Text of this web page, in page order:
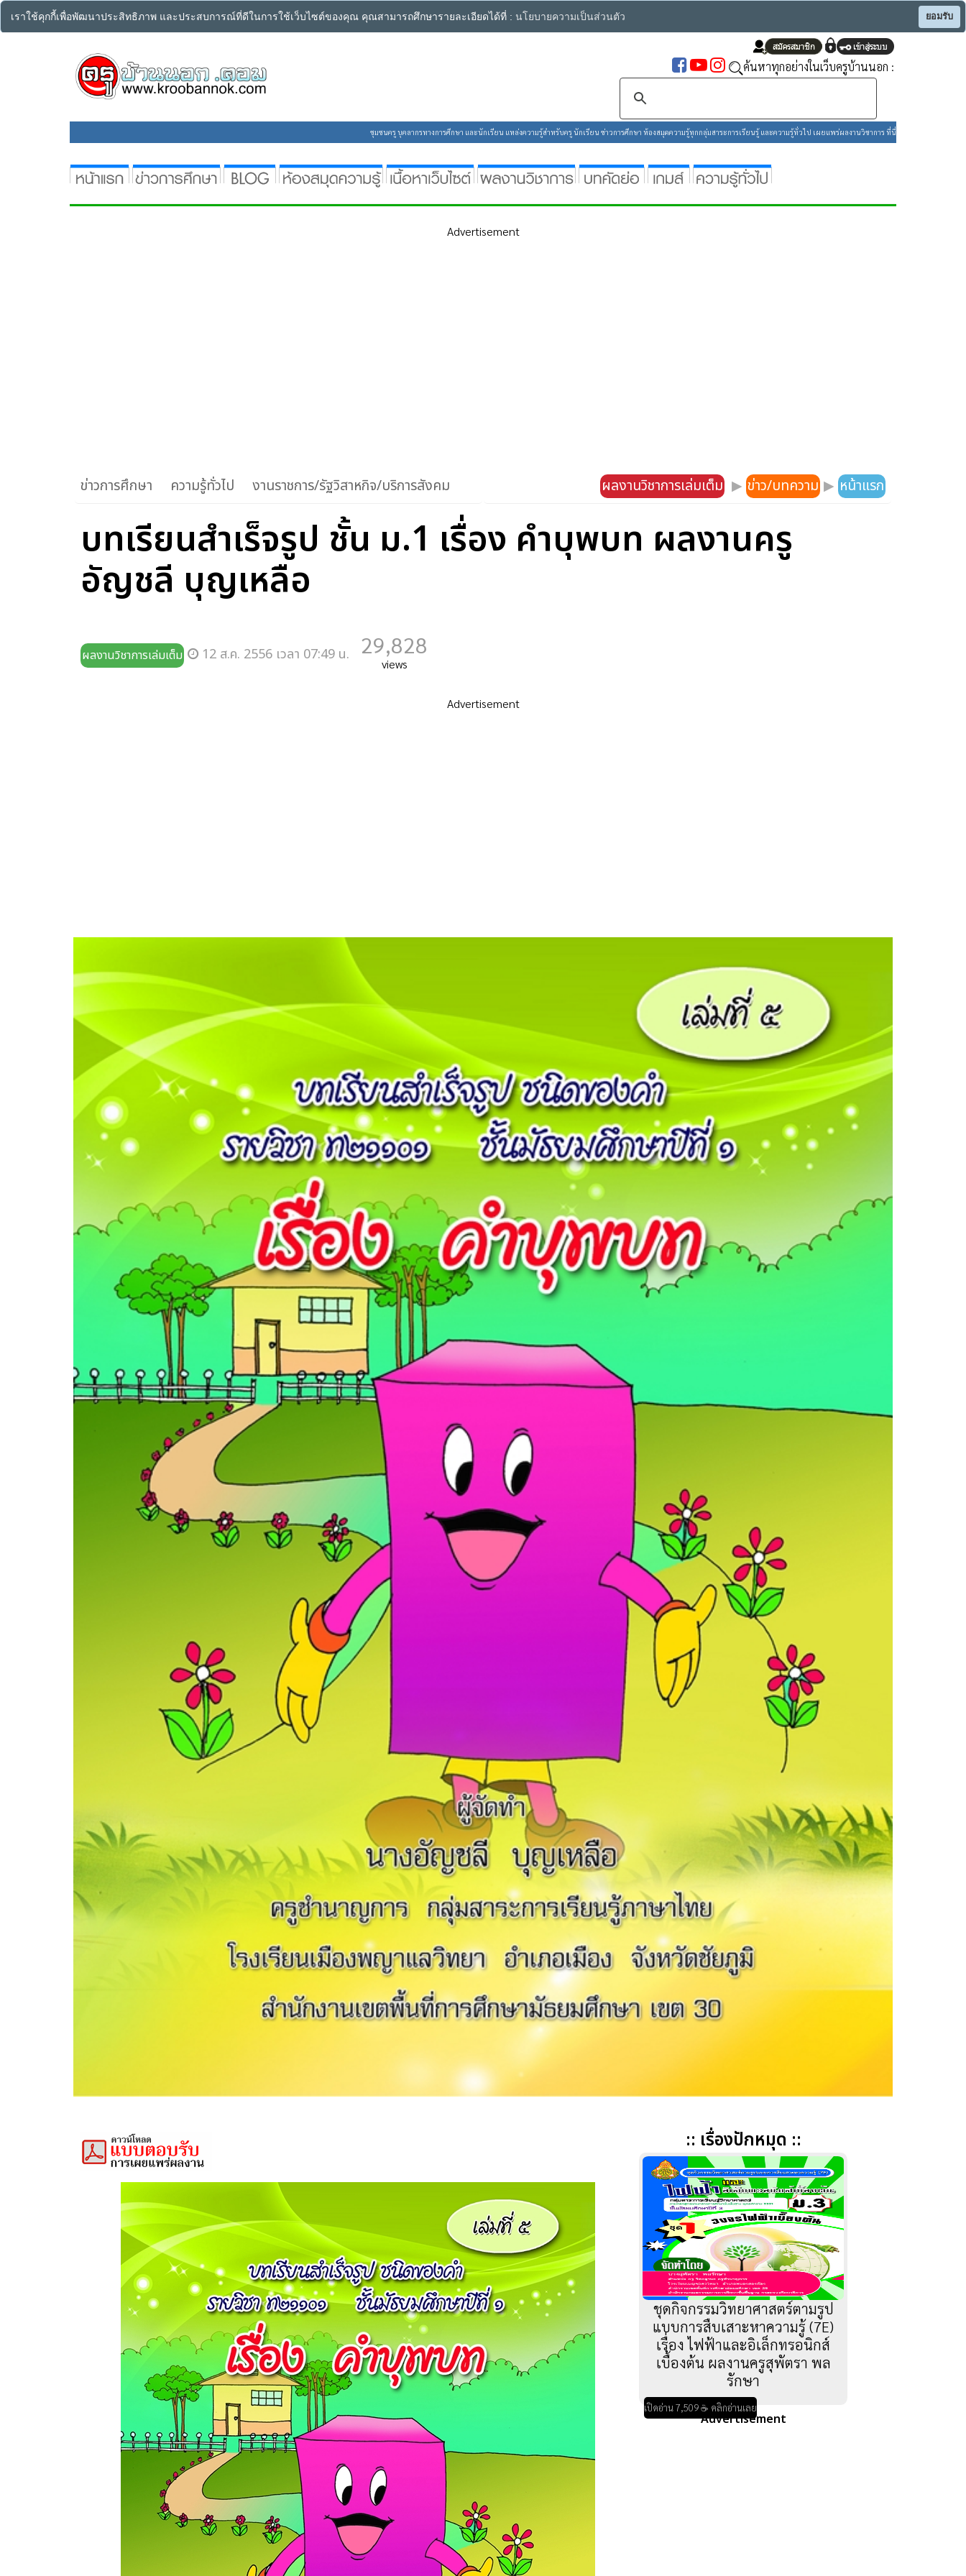
เราใช้คุกกี้เพื่อพัฒนาประสิทธิภาพ และประสบการณ์ที่ดีในการใช้เว็บไซต์ของคุณ คุณสามารถศึกษารายละเอียดได้ที่ : นโยบายความเป็นส่วนตัว ยอมรับ
ค้นหาทุกอย่างในเว็บครูบ้านนอก :
ชุมชนครู บุคลากรทางการศึกษา และนักเรียน แหล่งความรู้สำหรับครู นักเรียน ข่าวการศึกษา ห้องสมุดความรู้ทุกกลุ่มสาระการเรียนรู้ และความรู้ทั่วไป เผยแพร่ผลงานวิชาการ ที่นี่
Advertisement
ข่าวการศึกษา ความรู้ทั่วไป งานราชการ/รัฐวิสาหกิจ/บริการสังคม ผลงานวิชาการเล่มเต็ม ▶ ข่าว/บทความ ▶ หน้าแรก
บทเรียนสำเร็จรูป ชั้น ม.1 เรื่อง คำบุพบท ผลงานครู
อัญชลี บุญเหลือ
ผลงานวิชาการเล่มเต็ม 12 ส.ค. 2556 เวลา 07:49 น. 29,828
views
Advertisement
:: เรื่องปักหมุด ::
ชุดกิจกรรมวิทยาศาสตร์ตามรูป
แบบการสืบเสาะหาความรู้ (7E)
เรื่อง ไฟฟ้าและอิเล็กทรอนิกส์
เบื้องต้น ผลงานครูสุพัตรา พล
รักษา
เปิดอ่าน 7,509 ☕ คลิกอ่านเลย
Advertisement